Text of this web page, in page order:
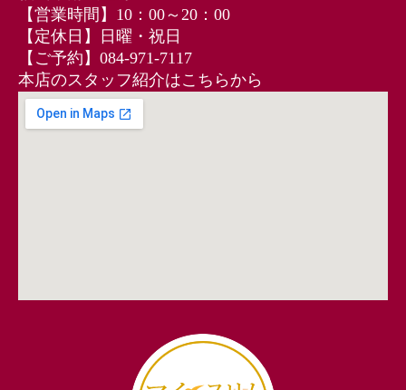
【営業時間】10：00～20：00
【定休日】日曜・祝日
【ご予約】084‐971‐7117
本店のスタッフ紹介はこちらから